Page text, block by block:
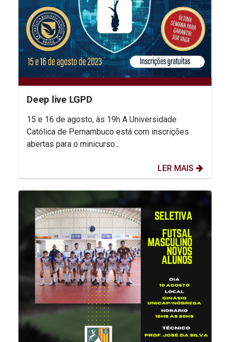
Deep live LGPD
15 e 16 de agosto, às 19h A Universidade
Católica de Pernambuco está com inscrições
abertas para o minicurso...
LER MAIS